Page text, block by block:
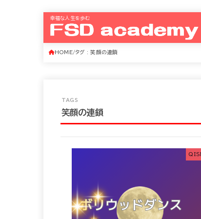
幸福な人生を歩む
HOME タグ : 笑顔の連鎖
笑顔の連鎖